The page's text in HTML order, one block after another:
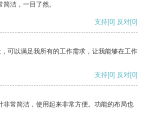
洁，一目了然。
支持[0] 反对[0]
可以满足我所有的工作需求，让我能够在工作
支持[0] 反对[0]
非常简洁，使用起来非常方便。功能的布局也